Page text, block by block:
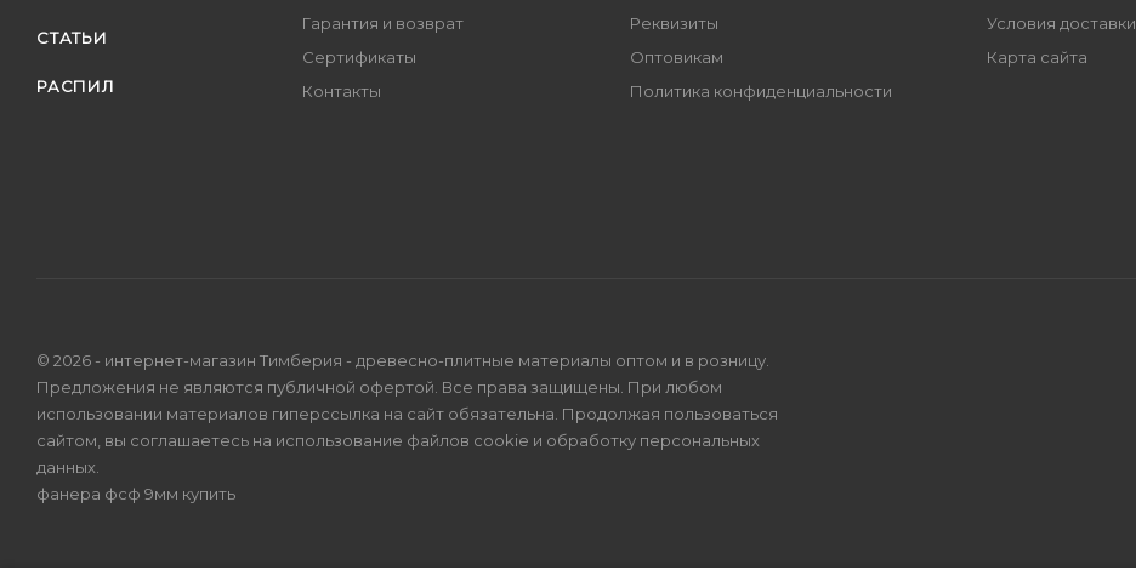
СТАТЬИ
РАСПИЛ
Гарантия и возврат
Сертификаты
Контакты
Реквизиты
Оптовикам
Политика конфиденциальности
Условия доставки
Карта сайта
© 2026 - интернет-магазин Тимберия - древесно-плитные материалы оптом и в розницу.
Предложения не являются публичной офертой. Все права защищены. При любом
использовании материалов гиперссылка на сайт обязательна. Продолжая пользоваться
сайтом, вы соглашаетесь на использование файлов cookie и обработку персональных
данных
фанера фсф 9мм купить